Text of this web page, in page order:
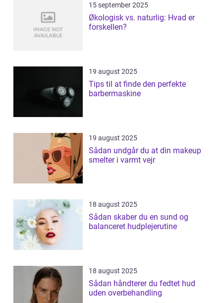
15 september 2025
Økologisk vs. naturlig: Hvad er
forskellen?
19 august 2025
Tips til at finde den perfekte
barbermaskine
19 august 2025
Sådan undgår du at din makeup
smelter i varmt vejr
18 august 2025
Sådan skaber du en sund og
balanceret hudplejerutine
18 august 2025
Sådan håndterer du fedtet hud
uden overbehandling